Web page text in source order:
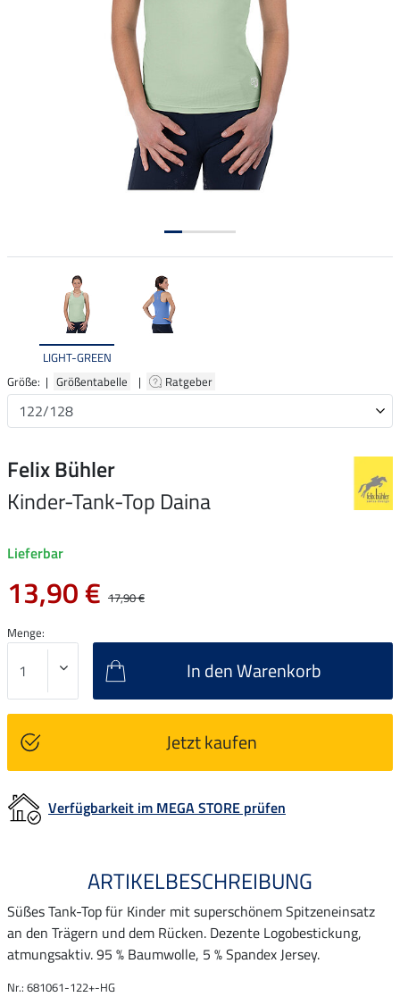
LIGHT-GREEN
Größe: | Größentabelle | Ratgeber
Felix Bühler
Kinder-Tank-Top Daina
Lieferbar
13,90 € 17,90 €
Menge:
In den Warenkorb
Jetzt kaufen
Verfügbarkeit im MEGA STORE prüfen
ARTIKELBESCHREIBUNG
Süßes Tank-Top für Kinder mit superschönem Spitzeneinsatz
an den Trägern und dem Rücken. Dezente Logobestickung,
atmungsaktiv. 95 % Baumwolle, 5 % Spandex Jersey.
Nr.: 681061-122+-HG